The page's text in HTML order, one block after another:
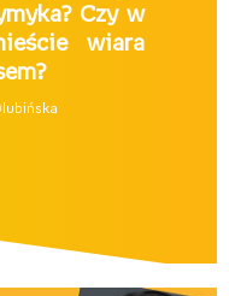
Czy w
wiara